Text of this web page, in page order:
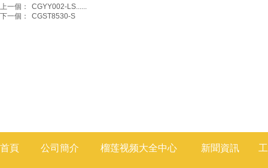
上一個：
CGYY002-LS......
下一個：
CGST8530-S
首頁 公司簡介 榴莲视频大全中心 新聞資訊